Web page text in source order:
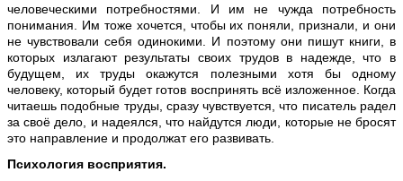
человеческими потребностями. И им не чужда потребность
понимания. Им тоже хочется, чтобы их поняли, признали, и они
не чувствовали себя одинокими. И поэтому они пишут книги, в
которых излагают результаты своих трудов в надежде, что в
будущем, их труды окажутся полезными хотя бы одному
человеку, который будет готов воспринять всё изложенное. Когда
читаешь подобные труды, сразу чувствуется, что писатель радел
за своё дело, и надеялся, что найдутся люди, которые не бросят
это направление и продолжат его развивать.
Психология восприятия.